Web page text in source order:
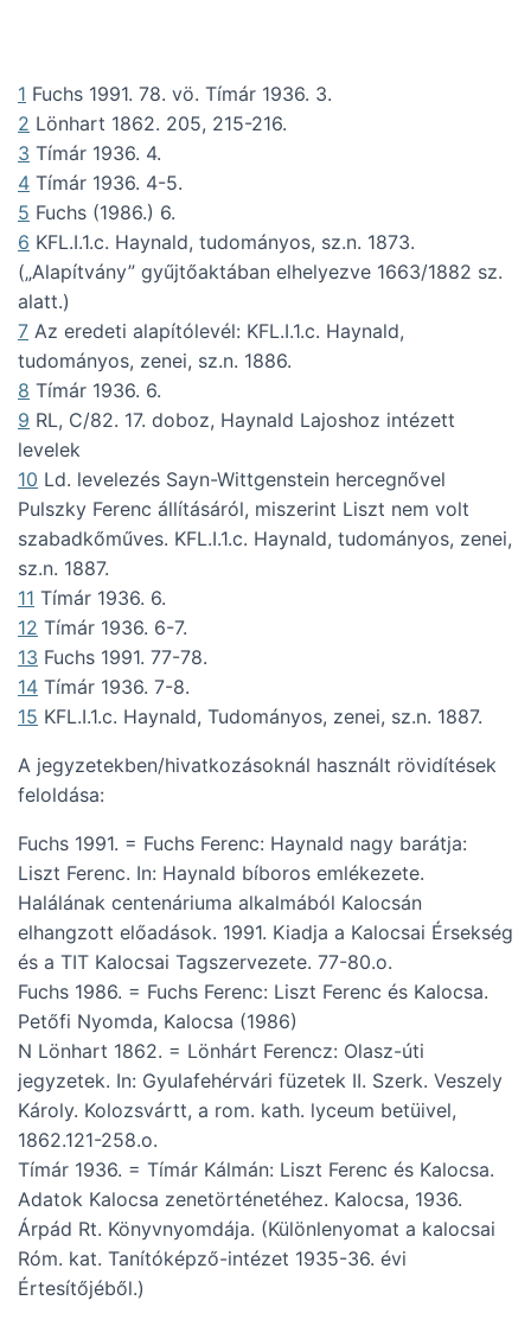
1 Fuchs 1991. 78. vö. Tímár 1936. 3.
2 Lönhart 1862. 205, 215-216.
3 Tímár 1936. 4.
4 Tímár 1936. 4-5.
5 Fuchs (1986.) 6.
6 KFL.I.1.c. Haynald, tudományos, sz.n. 1873.
(„Alapítvány” gyűjtőaktában elhelyezve 1663/1882 sz.
alatt.)
7 Az eredeti alapítólevél: KFL.I.1.c. Haynald,
tudományos, zenei, sz.n. 1886.
8 Tímár 1936. 6.
9 RL, C/82. 17. doboz, Haynald Lajoshoz intézett
levelek
10 Ld. levelezés Sayn-Wittgenstein hercegnővel
Pulszky Ferenc állításáról, miszerint Liszt nem volt
szabadkőműves. KFL.I.1.c. Haynald, tudományos, zenei,
sz.n. 1887.
11 Tímár 1936. 6.
12 Tímár 1936. 6-7.
13 Fuchs 1991. 77-78.
14 Tímár 1936. 7-8.
15 KFL.I.1.c. Haynald, Tudományos, zenei, sz.n. 1887.
A jegyzetekben/hivatkozásoknál használt rövidítések
feloldása:
Fuchs 1991. = Fuchs Ferenc: Haynald nagy barátja:
Liszt Ferenc. In: Haynald bíboros emlékezete.
Halálának centenáriuma alkalmából Kalocsán
elhangzott előadások. 1991. Kiadja a Kalocsai Érsekség
és a TIT Kalocsai Tagszervezete. 77-80.o.
Fuchs 1986. = Fuchs Ferenc: Liszt Ferenc és Kalocsa.
Petőfi Nyomda, Kalocsa (1986)
N Lönhart 1862. = Lönhárt Ferencz: Olasz-úti
jegyzetek. In: Gyulafehérvári füzetek II. Szerk. Veszely
Károly. Kolozsvártt, a rom. kath. lyceum betüivel,
1862.121-258.o.
Tímár 1936. = Tímár Kálmán: Liszt Ferenc és Kalocsa.
Adatok Kalocsa zenetörténetéhez. Kalocsa, 1936.
Árpád Rt. Könyvnyomdája. (Különlenyomat a kalocsai
Róm. kat. Tanítóképző-intézet 1935-36. évi
Értesítőjéből.)